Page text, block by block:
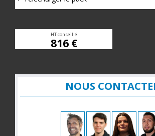
HT conseillé
816 €
NOUS